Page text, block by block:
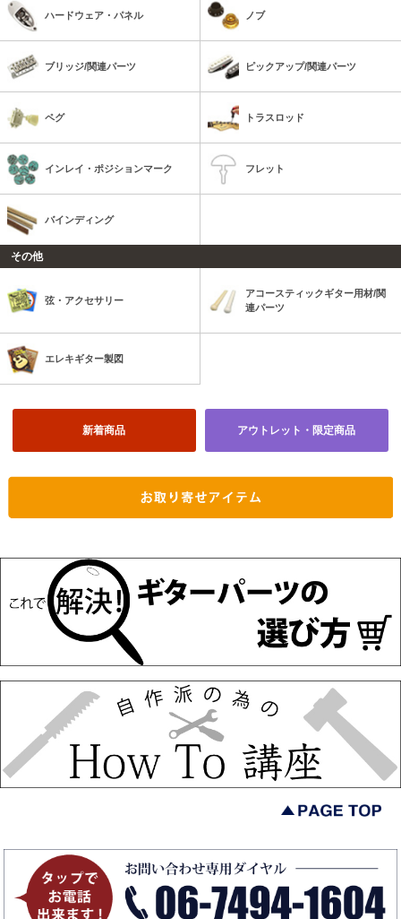
ハードウェア・パネル ノブ
ブリッジ/関連パーツ ピックアップ/関連パーツ
ペグ トラスロッド
インレイ・ポジションマーク フレット
バインディング
その他
弦・アクセサリー
アコースティックギター用材/関
連パーツ
エレキギター製図
新着商品 アウトレット・限定商品